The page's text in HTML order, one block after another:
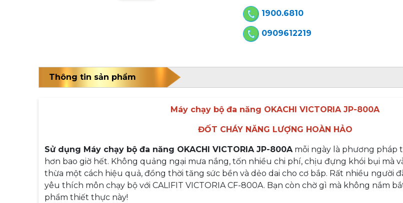
1900.6810
0909612219
Thông tin sản phẩm
Máy chạy bộ đa năng OKACHI VICTORIA JP-800A
ĐỐT CHÁY NĂNG LƯỢNG HOÀN HẢO
Sử dụng Máy chạy bộ đa năng OKACHI VICTORIA JP-800Amỗi ngày là phương pháp
hơn bao giờ hết. Không quảng ngại mưa nắng, tốn nhiều chi phí, chịu đựng khói bụi mà
thừa một cách hiệu quả, đồng thời tăng sức bền và dẻo dai cho cơ bắp. Rất nhiều người
yêu thích môn chạy bộ với CALIFIT VICTORIA CF-800A. Bạn còn chờ gì mà không nắm
phẩm thiết thực này!